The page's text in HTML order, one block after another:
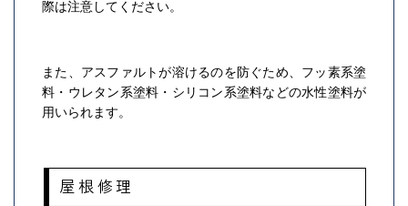
際は注意してください。
また、アスファルトが溶けるのを防ぐため、フッ素系塗
料・ウレタン系塗料・シリコン系塗料などの水性塗料が
用いられます。
屋根修理